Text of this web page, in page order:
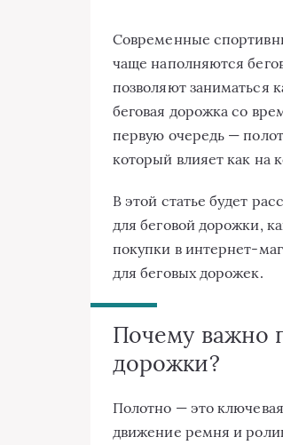
Современные
чаще наполняются
позволяют заниматься
беговая дорожка со
первую очередь —
который влияет как на
В этой статье будет
для беговой дорожки,
покупки в интернет-
для беговых дорожек.
Почему важно
дорожки?
Полотно — это
движение ремня и